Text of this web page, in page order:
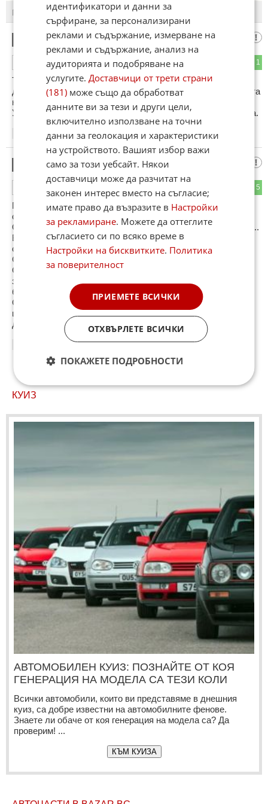
ПОСЛЕДНИ ПЪРВИ
така
1
ОТГОВОР
Тук е над 80х. Покарах я 2.0 хибрид Сивик. Добра кола, но
далеч от работата на хибрида на Тойота. Няма пъргавината
на Тойота хибрид на по-високи скорости от градските.
Усеща се и някаква синтетичност, която липсва при Тойота.
23.05.2024
Зелени зъби
5
Приятелю, може и да си я виждал, но не си я карал, 100 %
съм убеден.
От личен опит - тест на Корола, 184 к.с., дадоха ми комби...
Впечатления - тромава, недобър салон, завиваш, ама
сякаш става в по-късен момент, приемлива(на фона на
Сивик)цена.
Сивик - много по-качествен и широк салон, стабилна в
завоите, директен волан, добро ускорение, огромен
багажник. Наистина добра кола, но на безбожна цена .
Само за едно бедно спойлерче поискаха 1200 лв.,
цветовете които чакаха бяха само черни, отстъпки не
дават.
КУИЗ
АВТОМОБИЛЕН КУИЗ: ПОЗНАЙТЕ ОТ КОЯ
ГЕНЕРАЦИЯ НА МОДЕЛА СА ТЕЗИ КОЛИ
Всички автомобили, които ви представяме в днешния
куиз, са добре известни на автомобилните фенове.
Знаете ли обаче от коя генерация на модела са? Да
проверим! ...
КЪМ КУИЗА
идентификатори и данни за
сърфиране, за персонализирани
реклами и съдържание, измерване на
реклами и съдържание, анализ на
аудиторията и подобряване на
услугите.Доставчици от трети страни
(181) може също да обработват
данните ви за тези и други цели,
включително използване на точни
данни за геолокация и характеристики
на устройството. Вашият избор важи
само за този уебсайт. Някои
доставчици може да разчитат на
законен интерес вместо на съгласие;
имате право да възразите в Настройки
за рекламиране. Можете да оттеглите
съгласието си по всяко време в
Настройки на бисквитките. Политика
за поверителност
ПРИЕМЕТЕ ВСИЧКИ
ОТХВЪРЛЕТЕ ВСИЧКИ
ПОКАЖЕТЕ ПОДРОБНОСТИ